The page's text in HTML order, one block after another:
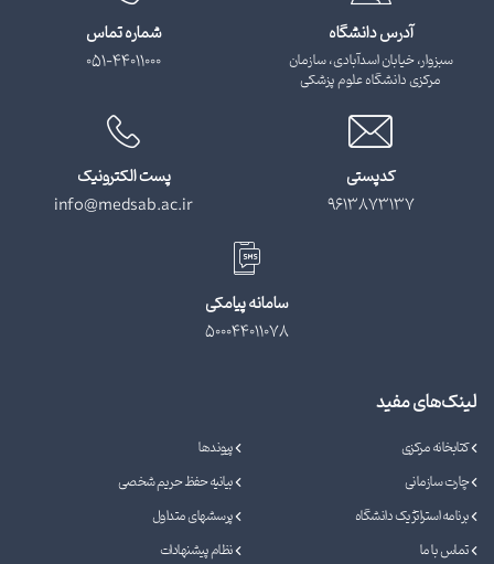
آدرس دانشگاه
سبزوار، خیابان اسدآبادی، سازمان
مرکزی دانشگاه علوم پزشکی
شماره تماس
051-44011000
کدپستی
9613873137
پست الکترونیک
info@medsab.ac.ir
سامانه پیامکی
500044011078
لینک‌های مفید
کتابخانه مرکزی
پیوندها
چارت سازمانی
بیانیه حفظ حریم شخصی
برنامه استراتژیک دانشگاه
پرسشهای متداول
تماس با ما
نظام پیشنهادات